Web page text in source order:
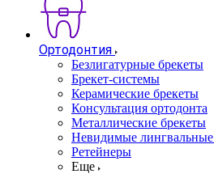
Ортодонтия
Безлигатурные брекеты
Брекет-системы
Керамические брекеты
Консультация ортодонта
Металлические брекеты
Невидимые
Ретейнеры
Еще